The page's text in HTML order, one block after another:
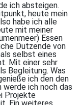
ich absteigen.
heute mein
habe ich alle
mit meiner
Essen
Dutzende von
selbst eines
Mit einer sehr
Begleitung. Was
ich den den
ich noch das
Projekte